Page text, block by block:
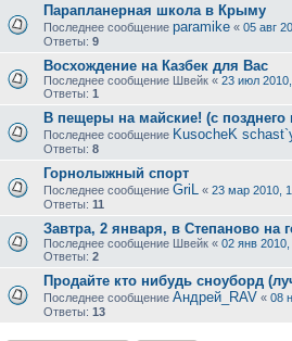
Парапланерная школа в Крыму
Последнее сообщение paramike « 05 авг
Ответы: 9
Восхождение на Казбек для Вас
Последнее сообщение Швейк « 23 июл
Ответы: 1
В пещеры на майские! (с позднего
Последнее сообщение KusocheK
Ответы: 8
Горнолыжный спорт
Последнее сообщение GriL « 23 мар 2010,
Ответы: 11
Завтра, 2 января, в Степаново на
Последнее сообщение Швейк « 02 янв
Ответы: 2
Продайте кто нибудь сноуборд
Последнее сообщение Андрей_RAV « 08
Ответы: 13